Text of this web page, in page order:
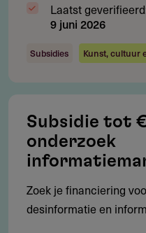
Hoe vergroot je je kans
Hoe maak je je
Welke fouten moet je
Gebruik de verplichte
vooraf. Beschrijf
het bibliotheeknetwerk.
Hoe werk je samen
Laatst
9 juni 2026
Subsidies Kunst, cultuur
Subsidie tot
onderzoek
Zoek je financiering
desinformatie en